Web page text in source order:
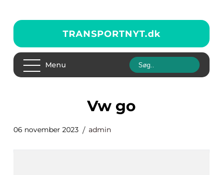
TRANSPORTNYT.dk
Menu
vw go
06 november 2023 admin